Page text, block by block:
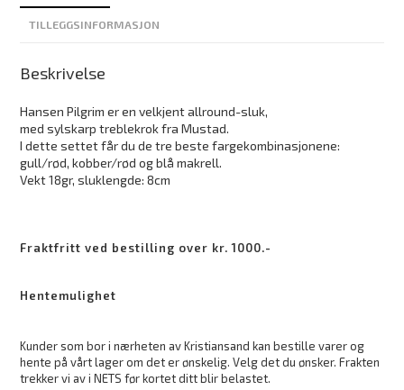
TILLEGGSINFORMASJON
Beskrivelse
Hansen Pilgrim er en velkjent allround-sluk,
med sylskarp treblekrok fra Mustad.
I dette settet får du de tre beste fargekombinasjonene:
gull/rød, kobber/rød og blå makrell.
Vekt 18gr, sluklengde: 8cm
Fraktfritt ved bestilling over kr. 1000.-
Hentemulighet
Kunder som bor i nærheten av Kristiansand kan bestille varer og
hente på vårt lager om det er ønskelig. Velg det du ønsker. Frakten
trekker vi av i NETS før kortet ditt blir belastet.